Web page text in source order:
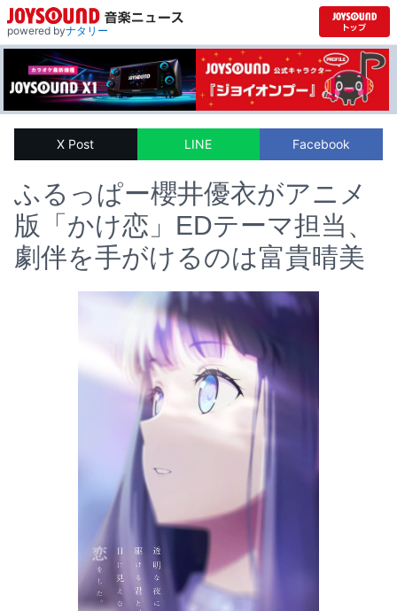
powered byナタリー
X Post LINE Facebook
ふるっぱー櫻井優衣がアニメ
版「かけ恋」EDテーマ担当、
劇伴を手がけるのは富貴晴美